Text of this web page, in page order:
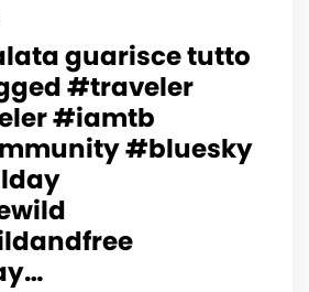
guarisce tutto
#traveler
#iamtb
#bluesky